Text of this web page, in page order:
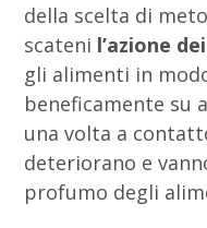
della scelta di
scateni l’azione
gli alimenti in
beneficamente su
una volta a
deteriorano e
profumo degli